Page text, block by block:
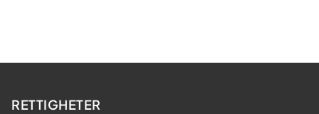
RETTIGHETER